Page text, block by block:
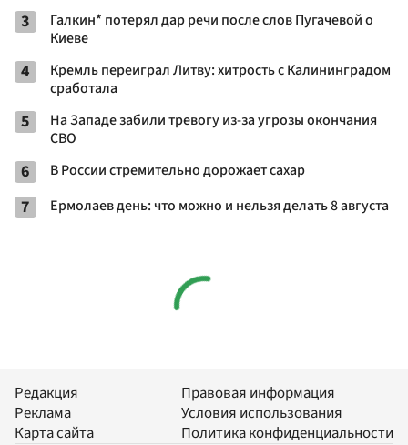
3
Галкин* потерял дар речи после слов Пугачевой о
Киеве
4
Кремль переиграл Литву: хитрость с Калининградом
сработала
5
На Западе забили тревогу из-за угрозы окончания
СВО
6 В России стремительно дорожает сахар
7 Ермолаев день: что можно и нельзя делать 8 августа
Редакция
Реклама
Карта сайта
Правовая информация
Условия использования
Политика конфиденциальности